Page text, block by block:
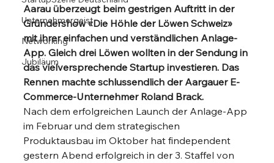
Unternehmergeist
Networking
Jubiläum
Aarau überzeugt beim gestrigen Auftritt in der
Gründershow «Die Höhle der Löwen Schweiz»
mit ihrer einfachen und verständlichen Anlage-
App. Gleich drei Löwen wollten in der Sendung in
das vielversprechende Startup investieren. Das
Rennen machte schlussendlich der Aargauer E-
Commerce-Unternehmer Roland Brack.
Nach dem erfolgreichen Launch der Anlage-App
im Februar und dem strategischen
Produktausbau im Oktober hat findependent
gestern Abend erfolgreich in der 3. Staffel von